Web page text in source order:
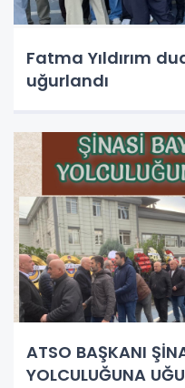
Fatma Yıldırım
uğurlandı
ATSO BAŞKANI
YOLCULUĞUNA